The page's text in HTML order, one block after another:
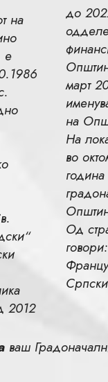
на
е
2012
до
март
на
На
во
Од
ваш